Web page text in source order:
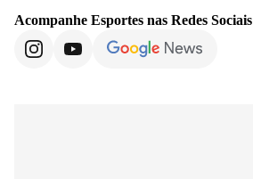
Acompanhe Esportes nas Redes Sociais